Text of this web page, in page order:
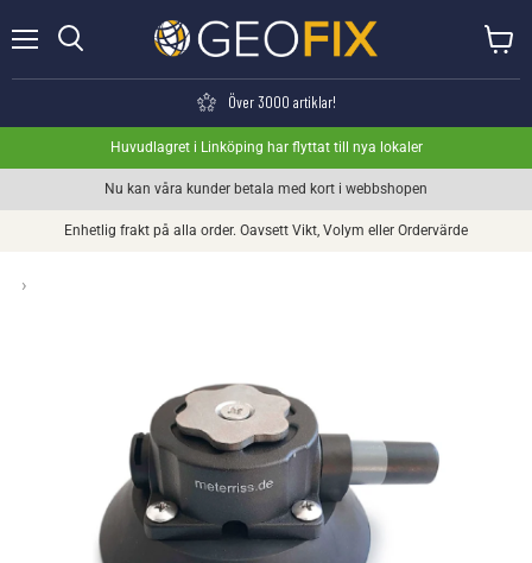
Över 3000 artiklar!
Huvudlagret i Linköping har flyttat till nya lokaler
Nu kan våra kunder betala med kort i webbshopen
Enhetlig frakt på alla order. Oavsett Vikt, Volym eller Ordervärde
›